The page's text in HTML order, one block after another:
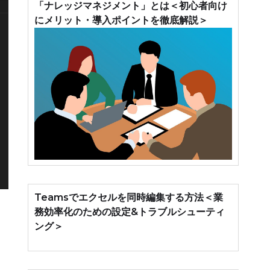
「ナレッジマネジメント」とは＜初心者向け
にメリット・導入ポイントを徹底解説＞
Teamsでエクセルを同時編集する方法＜業
務効率化のための設定&トラブルシューティ
ング＞